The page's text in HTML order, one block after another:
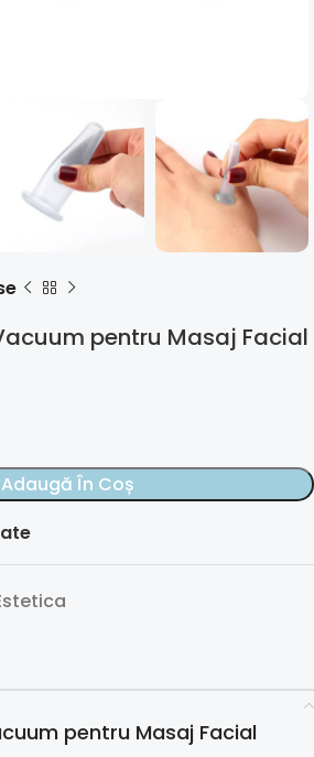
pentru Masaj Facial
Adaugă În Coș
pentru Masaj Facial